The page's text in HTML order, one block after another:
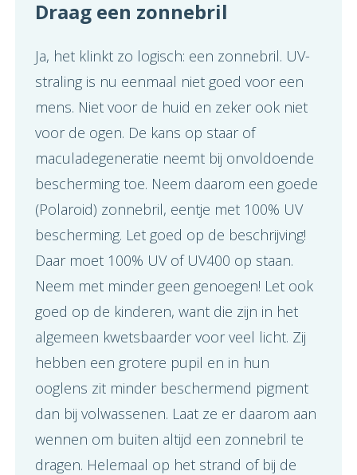
Draag een zonnebril
Ja, het klinkt zo logisch: een zonnebril. UV-
straling is nu eenmaal niet goed voor een
mens. Niet voor de huid en zeker ook niet
voor de ogen. De kans op staar of
maculadegeneratie neemt bij onvoldoende
bescherming toe. Neem daarom een goede
(Polaroid) zonnebril, eentje met 100% UV
bescherming. Let goed op de beschrijving!
Daar moet 100% UV of UV400 op staan.
Neem met minder geen genoegen! Let ook
goed op de kinderen, want die zijn in het
algemeen kwetsbaarder voor veel licht. Zij
hebben een grotere pupil en in hun
ooglens zit minder beschermend pigment
dan bij volwassenen. Laat ze er daarom aan
wennen om buiten altijd een zonnebril te
dragen. Helemaal op het strand of bij de